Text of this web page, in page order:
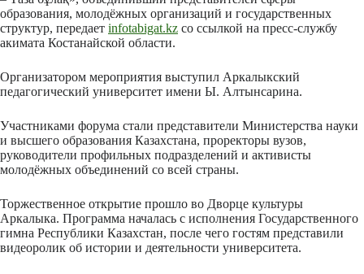
образования, молодёжных организаций и государственных
структур, передает infotabigat.kz со ссылкой на пресс-службу
акимата Костанайской области.
Организатором мероприятия выступил Аркалыкский
педагогический университет имени Ы. Алтынсарина.
Участниками форума стали представители Министерства науки
и высшего образования Казахстана, проректоры вузов,
руководители профильных подразделений и активисты
молодёжных объединений со всей страны.
Торжественное открытие прошло во Дворце культуры
Аркалыка. Программа началась с исполнения Государственного
гимна Республики Казахстан, после чего гостям представили
видеоролик об истории и деятельности университета.